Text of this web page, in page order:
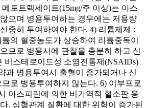
토트렉세이트(15mg/주 이상)는 아스
으며 병용투여하는 경우에는 저용량
중히 투여하여야 한다. 4) 리튬제제 :
의 혈중농도가 상승하여 리튬중독이
므로 병용시에 관찰을 충분히 하고 신
비스테로이드성 소염진통제(NSAIDs)
과 병용투여시 출혈이 증가되거나 신
로 병용투여하지 않는다. 6) 이부프로
아스피린에 의한 비가역적 혈소판 응
. 심혈관계 질환에 대한 위험이 증가된